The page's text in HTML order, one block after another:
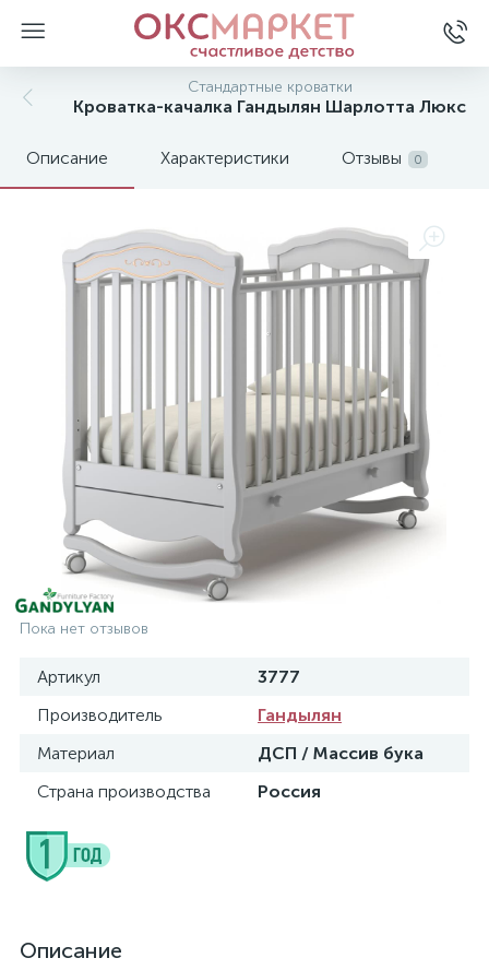
Стандартные кроватки
Кроватка-качалка Гандылян Шарлотта Люкс
Описание Характеристики Отзывы 0
Пока нет отзывов
Артикул
3777
Производитель
Гандылян
Материал
ДСП / Массив бука
Страна производства
Россия
Описание